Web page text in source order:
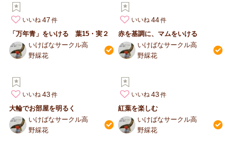
いいね 47
「万年青」をいける 葉15・実２
いけばなサークル高
野綵花
いいね 44
赤を基調に、マムをいける
いけばなサークル高
野綵花
いいね 43
大輪でお部屋を明るく
いけばなサークル高
野綵花
いいね 43
紅葉を楽しむ
いけばなサークル高
野綵花